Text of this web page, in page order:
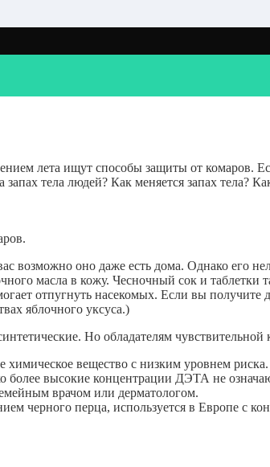
лета ищут способы защиты от комаров.
тела людей? Как меняется запах тела?
оно даже есть дома. Однако его
масла в кожу. Чесночный сок и таблетки
отпугнуть насекомых. Если вы получите
яблочного уксуса.)
Но обладателям
вещество с низким уровнем
высокие концентрации ДЭТА не
врачом или дерматологом.
черного перца, используется в Европе с